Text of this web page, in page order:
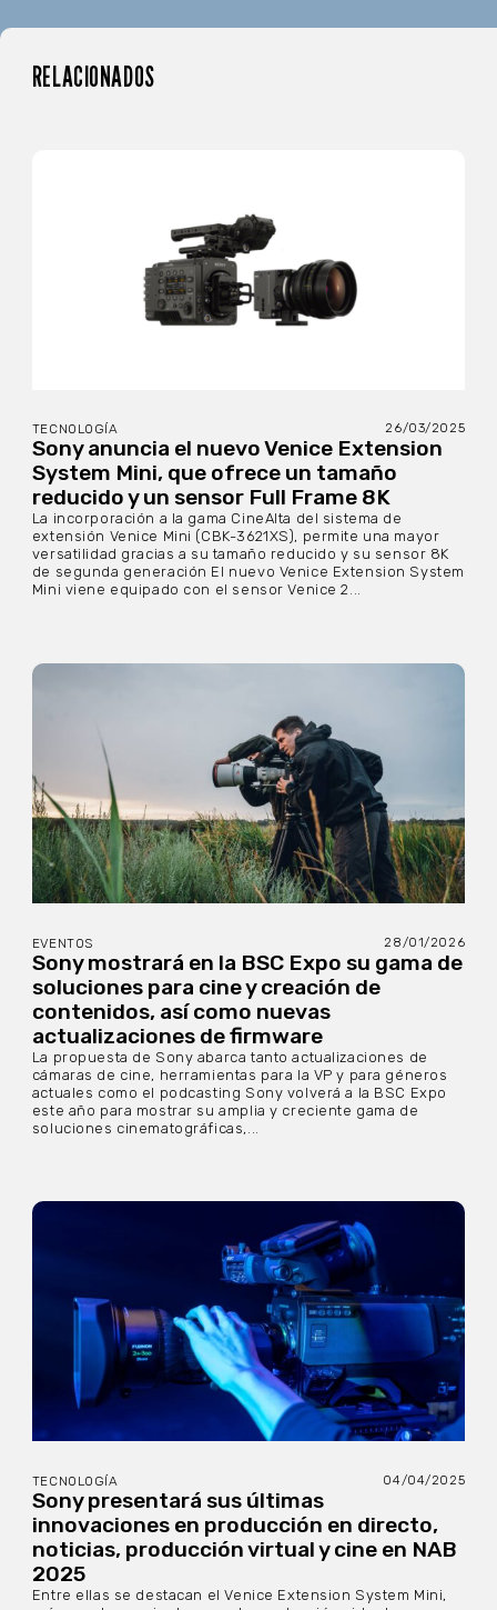
RELACIONADOS
TECNOLOGÍA 26/03/2025
Sony anuncia el nuevo Venice Extension
System Mini, que ofrece un tamaño
reducido y un sensor Full Frame 8K
La incorporación a la gama CineAlta del sistema de
extensión Venice Mini (CBK-3621XS), permite una mayor
versatilidad gracias a su tamaño reducido y su sensor 8K
de segunda generación El nuevo Venice Extension System
Mini viene equipado con el sensor Venice 2...
EVENTOS 28/01/2026
Sony mostrará en la BSC Expo su gama de
soluciones para cine y creación de
contenidos, así como nuevas
actualizaciones de firmware
La propuesta de Sony abarca tanto actualizaciones de
cámaras de cine, herramientas para la VP y para géneros
actuales como el podcasting Sony volverá a la BSC Expo
este año para mostrar su amplia y creciente gama de
soluciones cinematográficas,...
TECNOLOGÍA 04/04/2025
Sony presentará sus últimas
innovaciones en producción en directo,
noticias, producción virtual y cine en NAB
2025
Entre ellas se destacan el Venice Extension System Mini,